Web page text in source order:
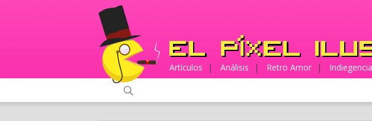
Artículos | Análisis | Retro Amor |